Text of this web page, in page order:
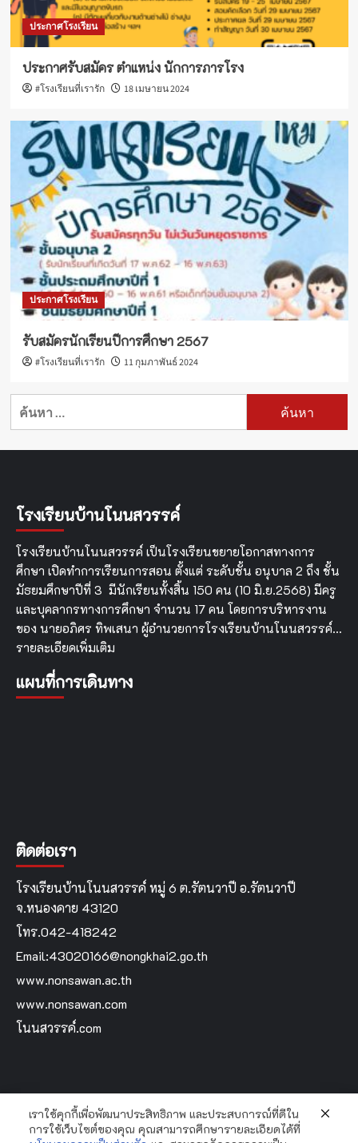
ประกาศโรงเรียน
ประกาศรับสมัคร ตำแหน่ง นักการภารโรง
#โรงเรียนที่เรารัก 18 เมษายน 2024
ประกาศโรงเรียน
รับสมัครนักเรียนปีการศึกษา 2567
#โรงเรียนที่เรารัก 11 กุมภาพันธ์ 2024
ค้นหา
โรงเรียนบ้านโนนสวรรค์
โรงเรียนบ้านโนนสวรรค์ เป็นโรงเรียนขยายโอกาสทางการ
ศึกษา เปิดทำการเรียนการสอน ตั้งแต่ ระดับชั้น อนุบาล 2 ถึง ชั้น
มัธยมศึกษาปีที่ 3 มีนักเรียนทั้งสิ้น 150 คน (10 มิ.ย.2568) มีครู
และบุคลากรทางการศึกษา จำนวน 17 คน โดยการบริหารงาน
ของ นายอภิศร ทิพเสนา ผู้อำนวยการโรงเรียนบ้านโนนสวรรค์…
รายละเอียดเพิ่มเติม
แผนที่การเดินทาง
ติดต่อเรา
โรงเรียนบ้านโนนสวรรค์ หมู่ 6 ต.รัตนวาปี อ.รัตนวาปี
จ.หนองคาย 43120
โทร.042-418242
Email:43020166@nongkhai2.go.th
www.nonsawan.ac.th
www.nonsawan.com
โนนสวรรค์.com
Home
เราใช้คุกกี้เพื่อพัฒนาประสิทธิภาพ และประสบการณ์ที่ดีใน
การใช้เว็บไซต์ของคุณ คุณสามารถศึกษารายละเอียดได้ที่